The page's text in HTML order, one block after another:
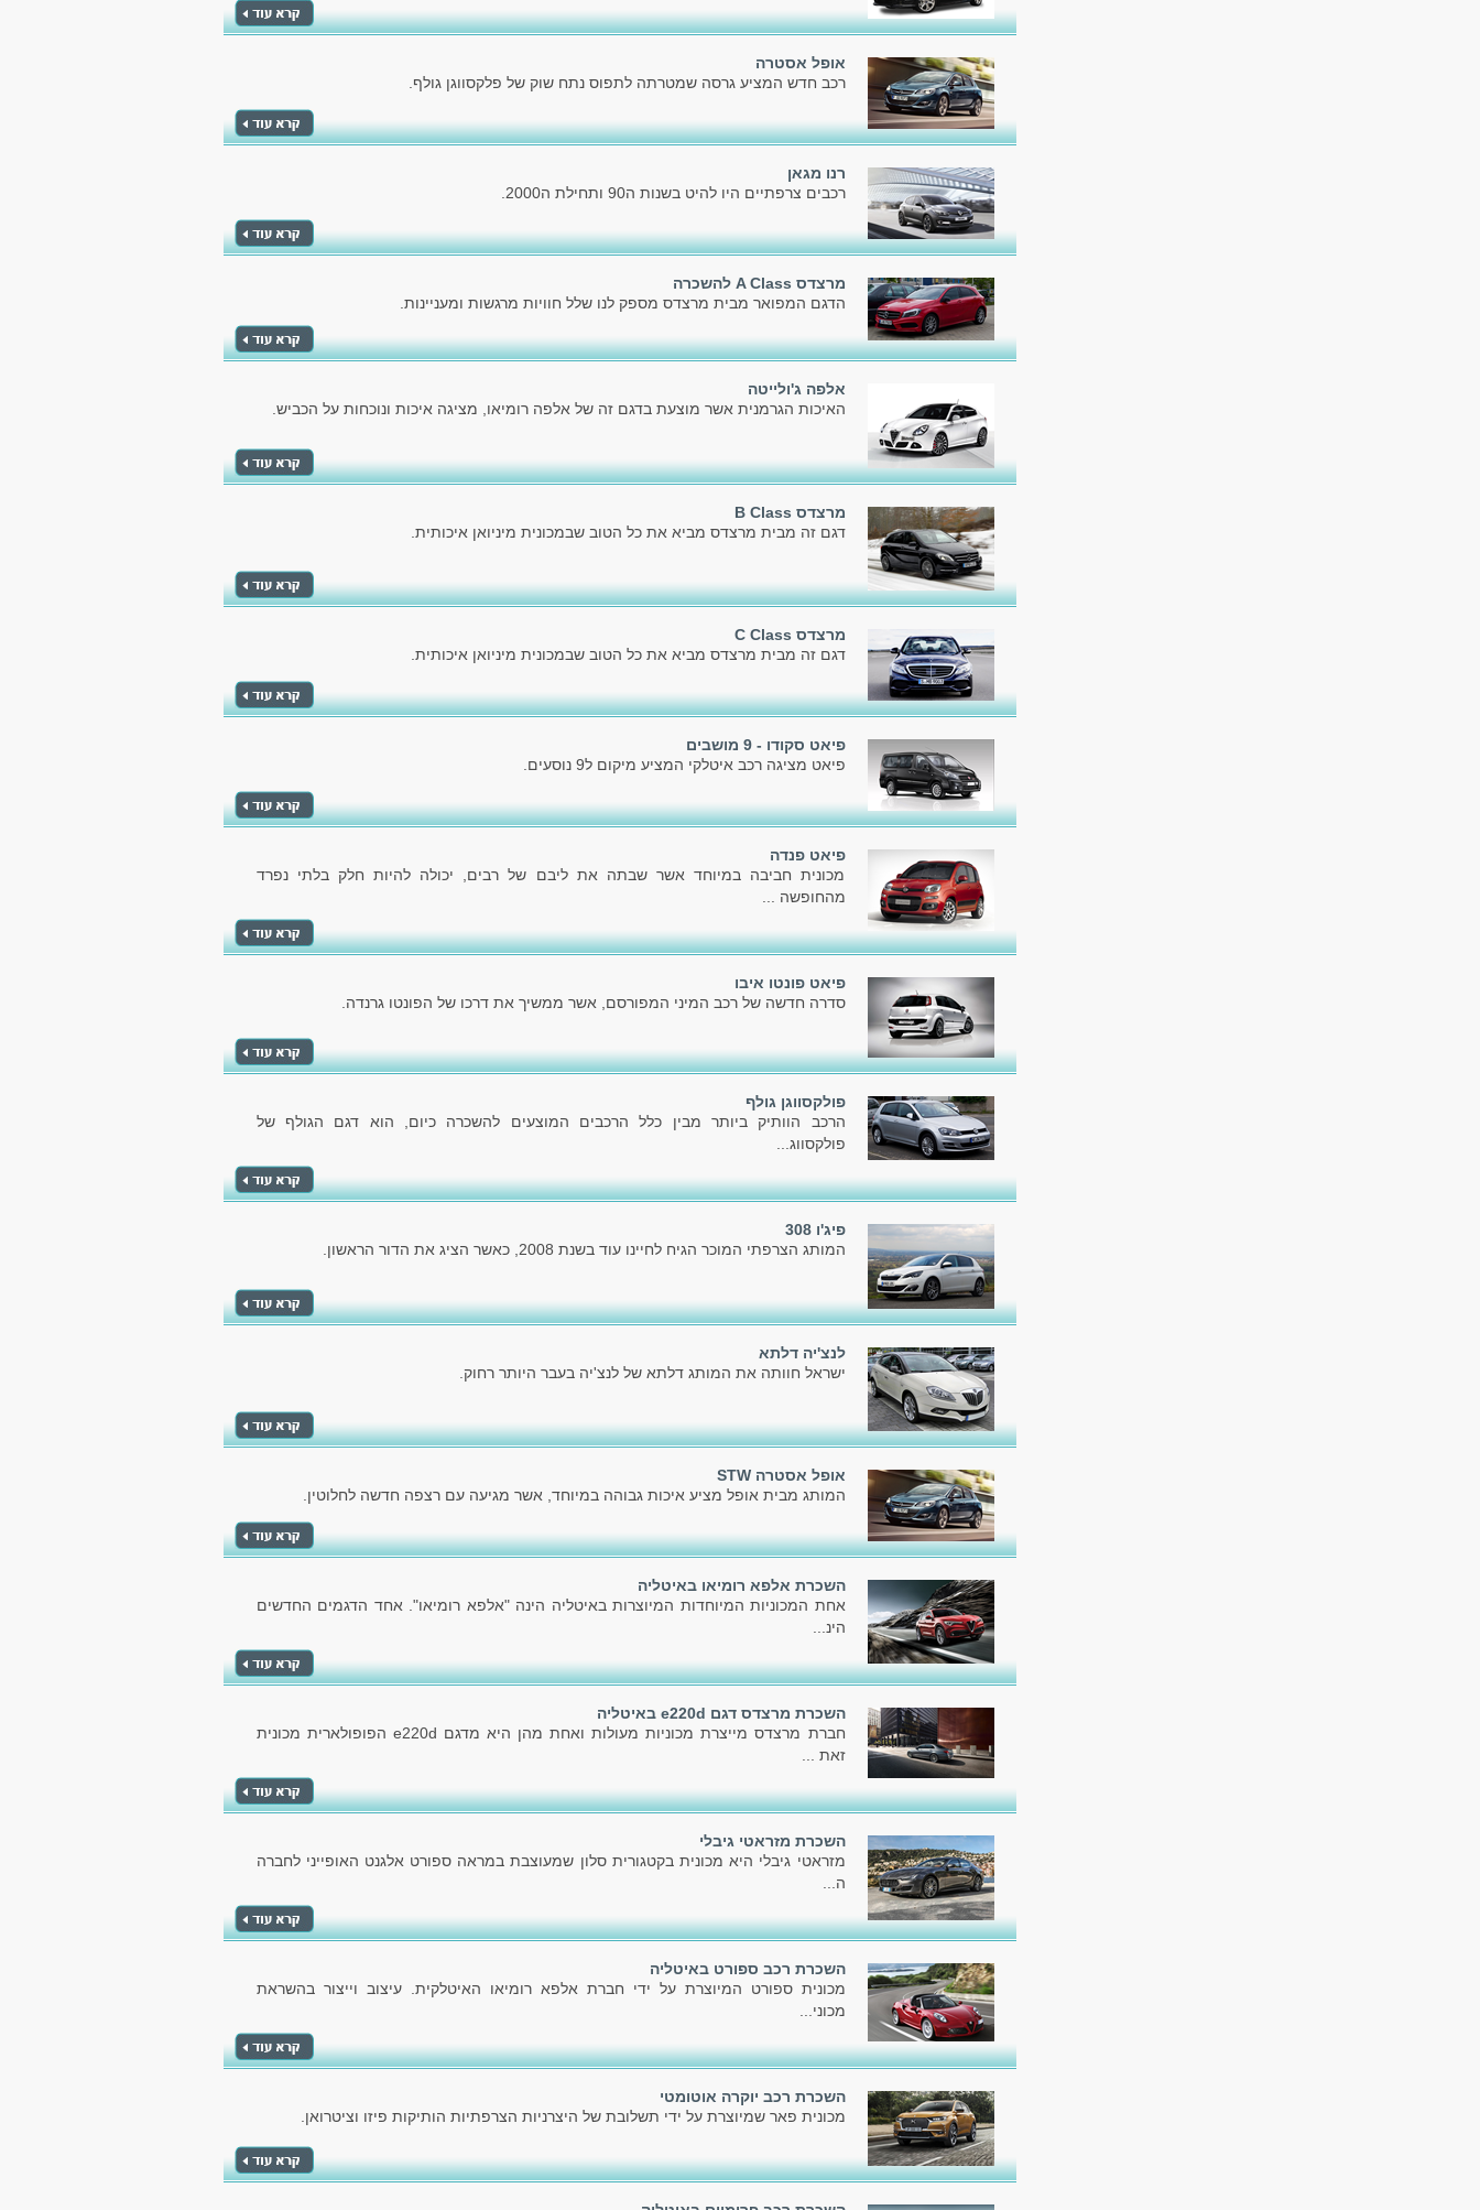
אופל אסטרה
רכב חדש המציע גרסה שמטרתה לתפוס נתח שוק של פלקסווגן גולף.
רנו מגאן
רכבים צרפתיים היו להיט בשנות ה90 ותחילת ה2000.
מרצדס A Class להשכרה
הדגם המפואר מבית מרצדס מספק לנו שלל חוויות מרגשות ומעניינות.
אלפה ג'ולייטה
האיכות הגרמנית אשר מוצעת בדגם זה של אלפה רומיאו, מציגה איכות ונוכחות על הכביש.
מרצדס B Class
דגם זה מבית מרצדס מביא את כל הטוב שבמכונית מיניואן איכותית.
מרצדס C Class
דגם זה מבית מרצדס מביא את כל הטוב שבמכונית מיניואן איכותית.
פיאט סקודו - 9 מושבים
פיאט מציגה רכב איטלקי המציע מיקום ל9 נוסעים.
פיאט פנדה
מכונית חביבה במיוחד אשר שבתה את ליבם של רבים, יכולה להיות חלק בלתי נפרד
מהחופשה ...
פיאט פונטו איבו
סדרה חדשה של רכב המיני המפורסם, אשר ממשיך את דרכו של הפונטו גרנדה.
פולקסווגן גולף
הרכב הוותיק ביותר מבין כלל הרכבים המוצעים להשכרה כיום, הוא דגם הגולף של
פולקסווג...
פיג'ו 308
המותג הצרפתי המוכר הגיח לחיינו עוד בשנת 2008, כאשר הציג את הדור הראשון.
לנצ'יה דלתא
ישראל חוותה את המותג דלתא של לנצ'יה בעבר היותר רחוק.
אופל אסטרה STW
המותג מבית אופל מציע איכות גבוהה במיוחד, אשר מגיעה עם רצפה חדשה לחלוטין.
השכרת אלפא רומיאו באיטליה
אחת המכוניות המיוחדות המיוצרות באיטליה הינה "אלפא רומיאו". אחד הדגמים החדשים
הינ...
השכרת מרצדס דגם e220d באיטליה
חברת מרצדס מייצרת מכוניות מעולות ואחת מהן היא מדגם e220d הפופולארית מכונית
זאת ...
השכרת מזראטי גיבלי
מזראטי גיבלי היא מכונית בקטגורית סלון שמעוצבת במראה ספורט אלגנט האופייני לחברה
ה...
השכרת רכב ספורט באיטליה
מכונית ספורט המיוצרת על ידי חברת אלפא רומיאו האיטלקית. עיצוב וייצור בהשראת
מכוני...
השכרת רכב יוקרה אוטומטי
מכונית פאר שמיוצרת על ידי תשלובת של היצרניות הצרפתיות הותיקות פיזו וציטרואן.